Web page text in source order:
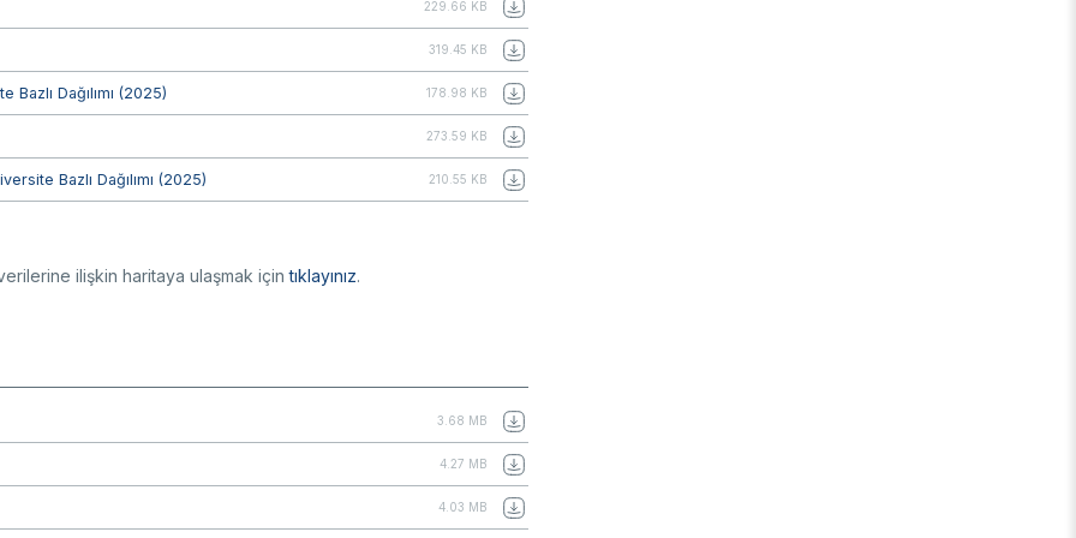
229.66 KB
319.45 KB
Dağılımı (2025) 178.98 KB
273.59 KB
Bazlı Dağılımı (2025) 210.55 KB
verilerine ilişkin haritaya ulaşmak içintıklayınız.
3.68 MB
4.27 MB
4.03 MB